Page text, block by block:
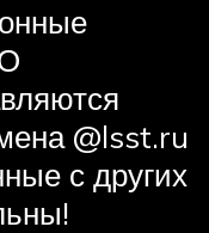
@lsst.ru
с других